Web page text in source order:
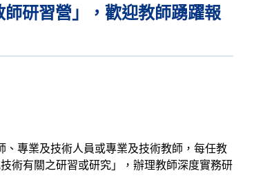
研習營」，歡迎教師踴躍報
專業及技術人員或專業及技術教師，每任教
術有關之研習或研究」，辦理教師深度實務研